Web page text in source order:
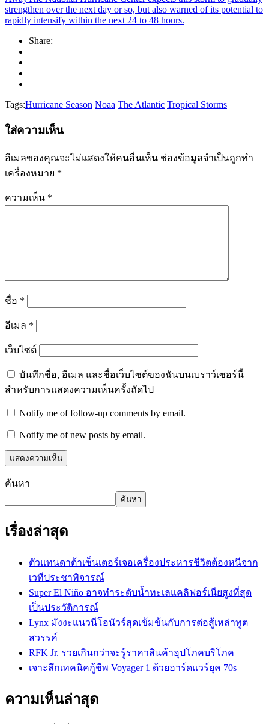
strengthen over the next day or so, but also warned of its potential to
rapidly intensify within the next 24 to 48 hours.
Share:
Tags:Hurricane Season Noaa The Atlantic Tropical Storms
ใส่ความเห็น
อีเมลของคุณจะไม่แสดงให้คนอื่นเห็น ช่องข้อมูลจำเป็นถูกทำ
เครื่องหมาย *
ความเห็น *
ชื่อ *
อีเมล *
เว็บไซต์
บันทึกชื่อ, อีเมล และชื่อเว็บไซต์ของฉันบนเบราว์เซอร์นี้
สำหรับการแสดงความเห็นครั้งถัดไป
Notify me of follow-up comments by email.
Notify me of new posts by email.
ค้นหา
ค้นหา
เรื่องล่าสุด
ตัวแทนดาต้าเซ็นเตอร์เจอเครื่องประหารชีวิตต้องหนีจาก
เวทีประชาพิจารณ์
Super El Niño อาจทำระดับน้ำทะเลแคลิฟอร์เนียสูงที่สุด
เป็นประวัติการณ์
Lynx มังงะแนวนีโอนัวร์สุดเข้มข้นกับการต่อสู้เหล่าทูต
สวรรค์
RFK Jr. รวยเกินกว่าจะรู้ราคาสินค้าอุปโภคบริโภค
เจาะลึกเทคนิคกู้ชีพ Voyager 1 ด้วยฮาร์ดแวร์ยุค 70s
ความเห็นล่าสุด